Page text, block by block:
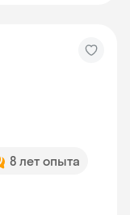
8 лет опыта